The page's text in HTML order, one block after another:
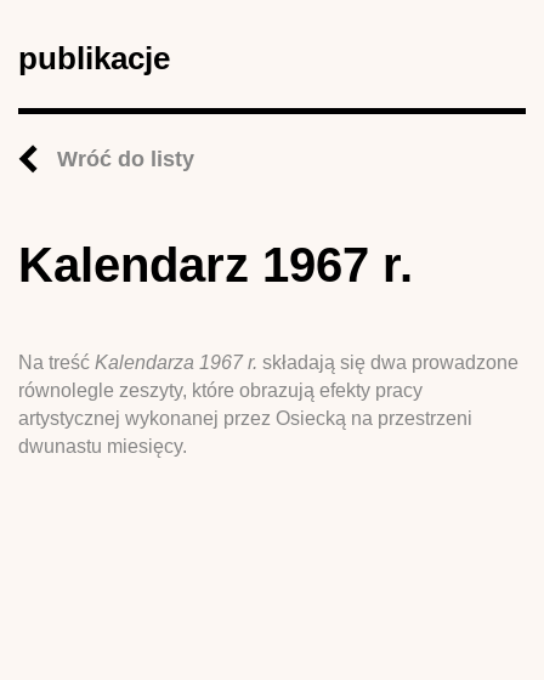
publikacje
Wróć do listy
Kalendarz 1967 r.
Na treść Kalendarza 1967 r. składają się dwa prowadzone
równolegle zeszyty, które obrazują efekty pracy
artystycznej wykonanej przez Osiecką na przestrzeni
dwunastu miesięcy.